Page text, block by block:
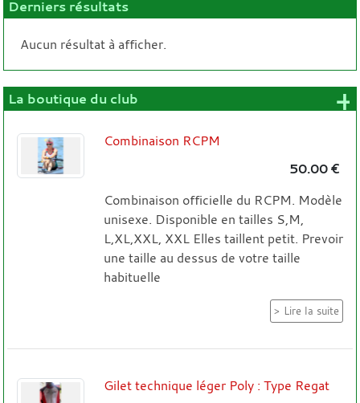
Derniers résultats
Aucun résultat à afficher.
La boutique du club
Combinaison RCPM
50.00 €
Combinaison officielle du RCPM. Modèle
unisexe. Disponible en tailles S,M,
L,XL,XXL, XXL Elles taillent petit. Prevoir
une taille au dessus de votre taille
habituelle
Lire la suite
Gilet technique léger Poly : Type Regat